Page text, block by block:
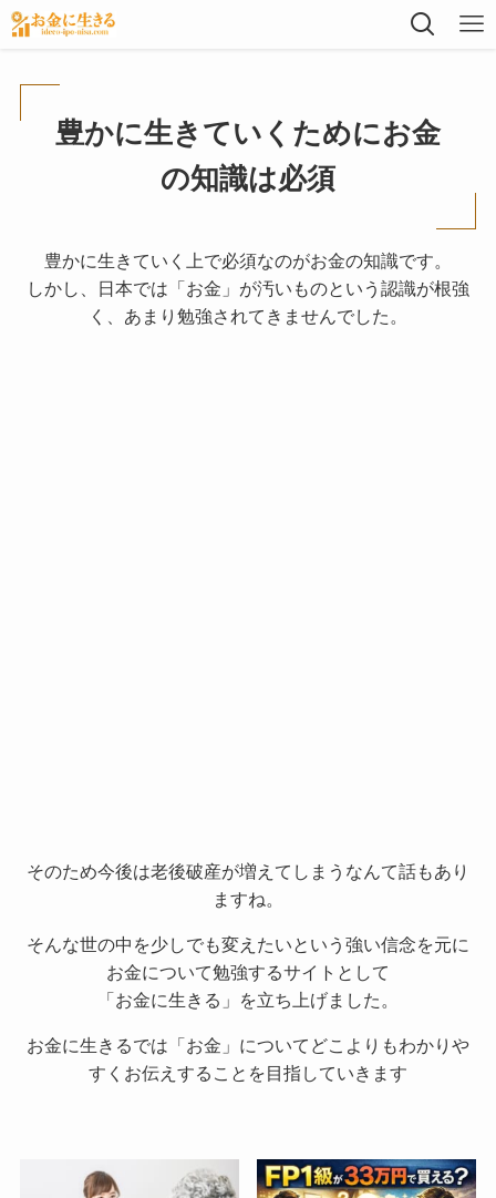
豊かに生きていくためにお金
の知識は必須
豊かに生きていく上で必須なのがお金の知識です。
しかし、日本では「お金」が汚いものという認識が根強
く、あまり勉強されてきませんでした。
そのため今後は老後破産が増えてしまうなんて話もあり
ますね。
そんな世の中を少しでも変えたいという強い信念を元に
お金について勉強するサイトとして
「お金に生きる」を立ち上げました。
お金に生きるでは「お金」についてどこよりもわかりや
すくお伝えすることを目指していきます